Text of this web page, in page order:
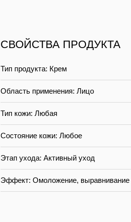
СВОЙСТВА ПРОДУКТА
Тип продукта: Крем
Область применения: Лицо
Тип кожи: Любая
Состояние кожи: Любое
Этап ухода: Активный уход
Эффект: Омоложение, выравнивание